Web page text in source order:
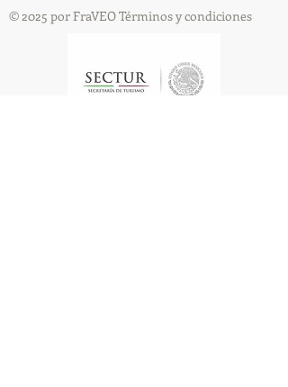
© 2025 por FraVEO Términos y condiciones